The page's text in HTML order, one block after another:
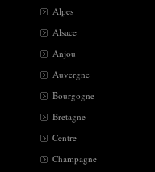
Alpes
Alsace
Anjou
Auvergne
Bourgogne
Bretagne
Centre
Champagne